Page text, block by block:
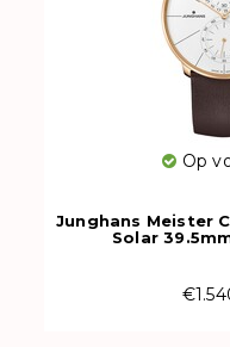
Op
Junghans Meister
Solar